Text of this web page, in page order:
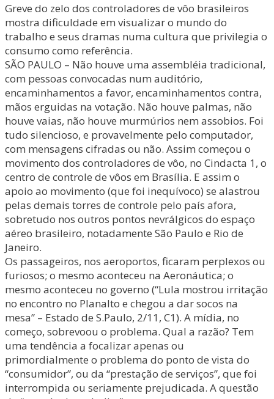
Greve do zelo dos controladores de vôo brasileiros
mostra dificuldade em visualizar o mundo do
trabalho e seus dramas numa cultura que privilegia o
consumo como referência.
SÃO PAULO – Não houve uma assembléia tradicional,
com pessoas convocadas num auditório,
encaminhamentos a favor, encaminhamentos contra,
mãos erguidas na votação. Não houve palmas, não
houve vaias, não houve murmúrios nem assobios. Foi
tudo silencioso, e provavelmente pelo computador,
com mensagens cifradas ou não. Assim começou o
movimento dos controladores de vôo, no Cindacta 1, o
centro de controle de vôos em Brasília. E assim o
apoio ao movimento (que foi inequívoco) se alastrou
pelas demais torres de controle pelo país afora,
sobretudo nos outros pontos nevrálgicos do espaço
aéreo brasileiro, notadamente São Paulo e Rio de
Janeiro.
Os passageiros, nos aeroportos, ficaram perplexos ou
furiosos; o mesmo aconteceu na Aeronáutica; o
mesmo aconteceu no governo (“Lula mostrou irritação
no encontro no Planalto e chegou a dar socos na
mesa” – Estado de S.Paulo, 2/11, C1). A mídia, no
começo, sobrevoou o problema. Qual a razão? Tem
uma tendência a focalizar apenas ou
primordialmente o problema do ponto de vista do
“consumidor”, ou da “prestação de serviços”, que foi
interrompida ou seriamente prejudicada. A questão